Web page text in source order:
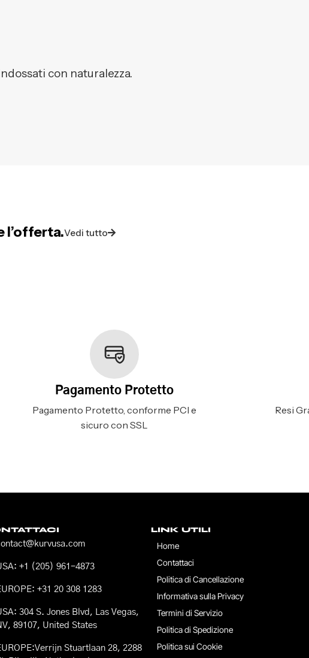
con naturalezza.
l’offerta.Vedi tutto
Pagamento Protetto
Pagamento Protetto, conforme PCI e
sicuro con SSL
Resi
+1 (205) 961-4873
+31 20 308 1283
304 S. Jones Blvd, Las Vegas,
89107, United States
Stuartlaan 28, 2288
LINK UTILI
Home
Contattaci
Politica di Cancellazione
Informativa sulla Privacy
Termini di Servizio
Politica di Spedizione
Politica sui Cookie